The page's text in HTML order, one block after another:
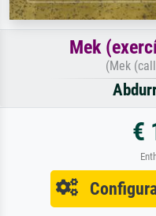
Mek
(Mek
€